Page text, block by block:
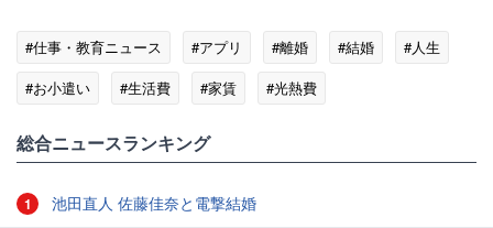
#仕事・教育ニュース #アプリ #離婚 #結婚
#人生
#お小遣い
#生活費 #家賃 #光熱費
総合ニュースランキング
1 池田直人 佐藤佳奈と電撃結婚